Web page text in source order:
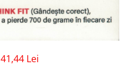
41,44 Lei